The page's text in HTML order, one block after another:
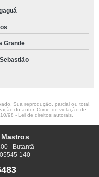
Grande
Sua reprodução, parcial ou total,
do autor. Crime de violação de
98 - Lei de direitos autorais
- Butantã
140